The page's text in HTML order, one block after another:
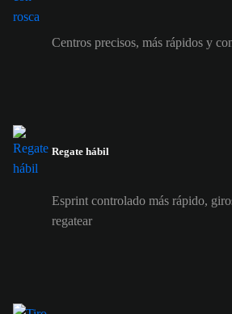
Centros precisos, más rápidos y
Regate hábil
Esprint controlado más rápido,
regatear